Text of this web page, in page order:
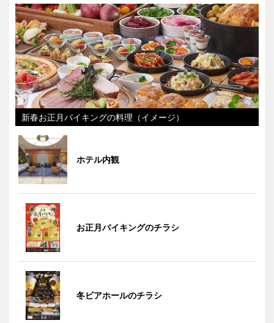
新春お正月バイキングの料理（イメージ）
ホテル内観
お正月バイキングのチラシ
冬ビアホールのチラシ